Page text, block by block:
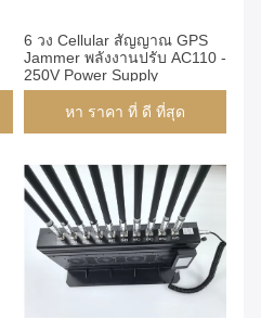
6 วง Cellular สัญญาณ GPS
Jammer พลังงานปรับ AC110 -
250V Power Supply
หา ราคา ที่ ดี ที่สุด